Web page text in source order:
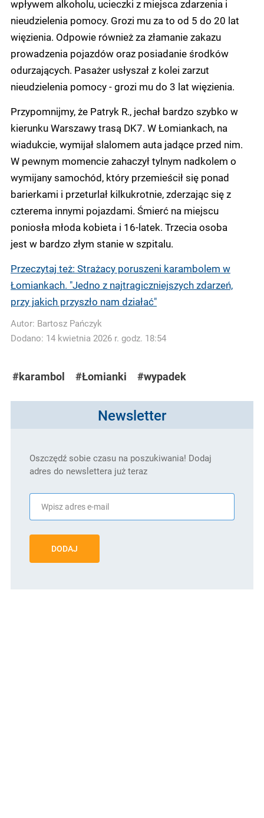
wpływem alkoholu, ucieczki z miejsca zdarzenia i
nieudzielenia pomocy. Grozi mu za to od 5 do 20 lat
więzienia. Odpowie również za złamanie zakazu
prowadzenia pojazdów oraz posiadanie środków
odurzających. Pasażer usłyszał z kolei zarzut
nieudzielenia pomocy - grozi mu do 3 lat więzienia.
Przypomnijmy, że Patryk R., jechał bardzo szybko w
kierunku Warszawy trasą DK7. W Łomiankach, na
wiadukcie, wymijał slalomem auta jadące przed nim.
W pewnym momencie zahaczył tylnym nadkolem o
wymijany samochód, który przemieścił się ponad
barierkami i przeturlał kilkukrotnie, zderzając się z
czterema innymi pojazdami. Śmierć na miejscu
poniosła młoda kobieta i 16-latek. Trzecia osoba
jest w bardzo złym stanie w szpitalu.
Przeczytaj też: Strażacy poruszeni karambolem w
Łomiankach. "Jedno z najtragiczniejszych zdarzeń,
przy jakich przyszło nam działać"
Autor: Bartosz Pańczyk
Dodano: 14 kwietnia 2026 r. godz. 18:54
#karambol #Łomianki #wypadek
Newsletter
Oszczędź sobie czasu na poszukiwania! Dodaj
adres do newslettera już teraz
DODAJ